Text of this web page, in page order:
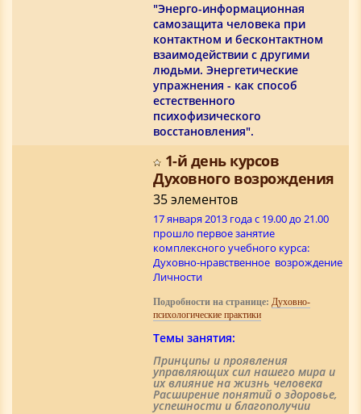
"Энерго-информационная
самозащита человека при
контактном и бесконтактном
взаимодействии с другими
людьми. Энергетические
упражнения - как способ
естественного
психофизического
восстановления".
1-й день курсов
Духовного возрождения
35 элементов
17 января 2013 года c 19.00 до 21.00
прошло первое занятие
комплексного учебного курса:
Духовно-нравственное возрождение
Личности
Подробности на странице: Духовно-
психологические практики
Темы занятия:
Принципы и проявления
управляющих сил нашего мира и
их влияние на жизнь человека
Расширение понятий о здоровье,
успешности и благополучии